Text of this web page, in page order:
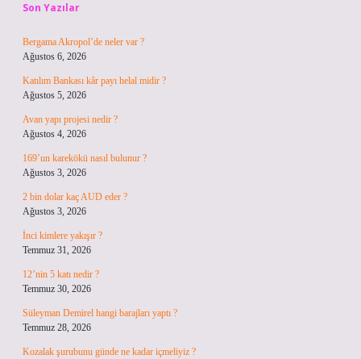
Son Yazılar
Bergama Akropol’de neler var ?
Ağustos 6, 2026
Katılım Bankası kâr payı helal midir ?
Ağustos 5, 2026
Avan yapı projesi nedir ?
Ağustos 4, 2026
169’un karekökü nasıl bulunur ?
Ağustos 3, 2026
2 bin dolar kaç AUD eder ?
Ağustos 3, 2026
İnci kimlere yakışır ?
Temmuz 31, 2026
12’nin 5 katı nedir ?
Temmuz 30, 2026
Süleyman Demirel hangi barajları yaptı ?
Temmuz 28, 2026
Kozalak şurubunu günde ne kadar içmeliyiz ?